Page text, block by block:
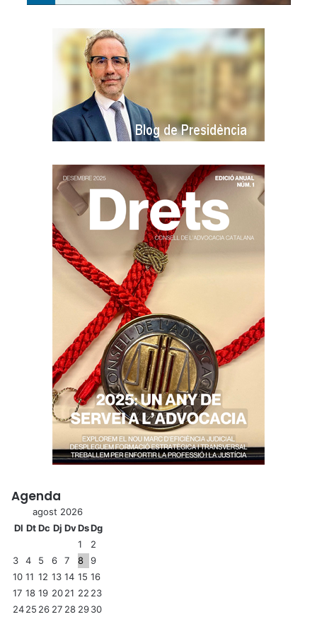
Agenda
agost 2026
Dl DtDc Dj DvDsDg
1
2
3
4 5 6 7 8
9
10 11 12 13 14 15 16
17 18 19 2021 22 23
2425 26 27 28 2930